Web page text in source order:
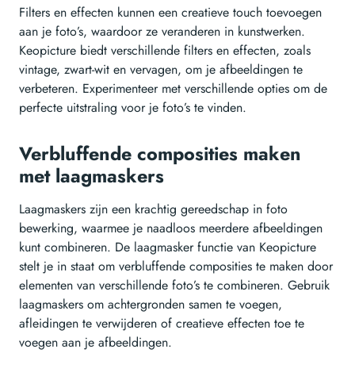
Filters en effecten kunnen een creatieve touch toevoegen
aan je foto’s, waardoor ze veranderen in kunstwerken.
Keopicture biedt verschillende filters en effecten, zoals
vintage, zwart-wit en vervagen, om je afbeeldingen te
verbeteren. Experimenteer met verschillende opties om de
perfecte uitstraling voor je foto’s te vinden.
Verbluffende composities maken
met laagmaskers
Laagmaskers zijn een krachtig gereedschap in foto
bewerking, waarmee je naadloos meerdere afbeeldingen
kunt combineren. De laagmasker functie van Keopicture
stelt je in staat om verbluffende composities te maken door
elementen van verschillende foto’s te combineren. Gebruik
laagmaskers om achtergronden samen te voegen,
afleidingen te verwijderen of creatieve effecten toe te
voegen aan je afbeeldingen.